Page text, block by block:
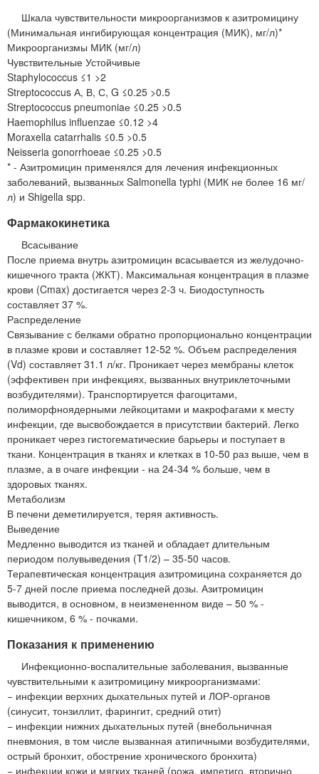
Шкала чувствительности микроорганизмов к азитромицину
(Минимальная ингибирующая концентрация (МИК), мг/л)*
Микроорганизмы МИК (мг/л)
Чувствительные Устойчивые
Staphylococcus ≤1 >2
Streptococcus А, В, С, G ≤0.25 >0.5
Streptococcus pneumoniaе ≤0.25 >0.5
Haemophilus influenzae ≤0.12 >4
Moraxella catarrhalis ≤0.5 >0.5
Neisseria gonorrhoeae ≤0.25 >0.5
* - Азитромицин применялся для лечения инфекционных
заболеваний, вызванных Salmonella typhi (МИК не более 16 мг/
л) и Shigella spp.
Фармакокинетика
Всасывание
После приема внутрь азитромицин всасывается из желудочно-
кишечного тракта (ЖКТ). Максимальная концентрация в плазме
крови (Cmax) достигается через 2-3 ч. Биодоступность
составляет 37 %.
Распределение
Связывание с белками обратно пропорционально концентрации
в плазме крови и составляет 12-52 %. Объем распределения
(Vd) составляет 31.1 л/кг. Проникает через мембраны клеток
(эффективен при инфекциях, вызванных внутриклеточными
возбудителями). Транспортируется фагоцитами,
полиморфноядерными лейкоцитами и макрофагами к месту
инфекции, где высвобождается в присутствии бактерий. Легко
проникает через гистогематические барьеры и поступает в
ткани. Концентрация в тканях и клетках в 10-50 раз выше, чем в
плазме, а в очаге инфекции - на 24-34 % больше, чем в
здоровых тканях.
Метаболизм
В печени деметилируется, теряя активность.
Выведение
Медленно выводится из тканей и обладает длительным
периодом полувыведения (T1/2) – 35-50 часов.
Терапевтическая концентрация азитромицина сохраняется до
5-7 дней после приема последней дозы. Азитромицин
выводится, в основном, в неизмененном виде – 50 % -
кишечником, 6 % - почками.
Показания к применению
Инфекционно-воспалительные заболевания, вызванные
чувствительными к азитромицину микроорганизмами:
− инфекции верхних дыхательных путей и ЛОР-органов
(синусит, тонзиллит, фарингит, средний отит)
− инфекции нижних дыхательных путей (внебольничная
пневмония, в том числе вызванная атипичными возбудителями,
острый бронхит, обострение хронического бронхита)
− инфекции кожи и мягких тканей (рожа, импетиго, вторично